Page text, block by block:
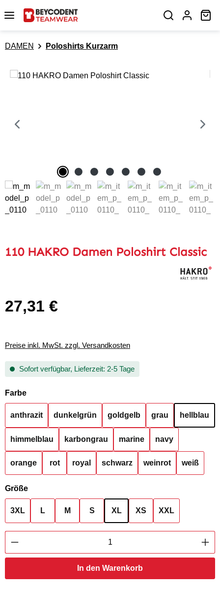
Zum Hauptinhalt springen
DAMEN Poloshirts Kurzarm
Bildergalerie überspringen
110 HAKRO Damen Poloshirt Classic
Regulärer Preis:
27,31 €
Preise inkl. MwSt. zzgl. Versandkosten
Sofort verfügbar, Lieferzeit: 2-5 Tage
Farbeauswählen
anthrazit dunkelgrün goldgelb grau hellblau
himmelblau karbongrau marine navy
orange rot royal schwarz weinrot weiß
Größeauswählen
3XL L M S XL XS XXL
Produkt Anzahl: Gib den gewünschten
In den Warenkorb